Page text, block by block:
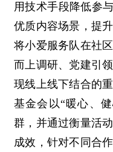
用技术手段降低参
优质内容场景，提
将小爱服务队在社
而上调研、党建引
现线上线下结合的
基金会以“暖心、
群，并通过衡量活
成效，针对不同合